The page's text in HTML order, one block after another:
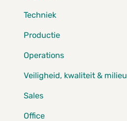
Techniek
Productie
Operations
Veiligheid, kwaliteit & milieu
Sales
Office